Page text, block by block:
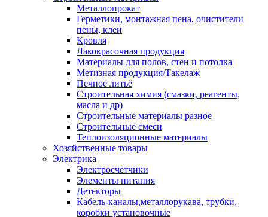
Металлопрокат
Герметики, монтажная пена, очистители
пены, клеи
Кровля
Лакокрасочная продукция
Материалы для полов, стен и потолка
Метизная продукция/Такелаж
Печное литьё
Строительная химия (смазки, реагенты,
масла и др)
Строительные материалы разное
Строительные смеси
Теплоизоляционные материалы
Хозяйственные товары
Электрика
Электросчетчики
Элементы питания
Детекторы
Кабель-каналы,металлорукава, трубки,
коробки установочные